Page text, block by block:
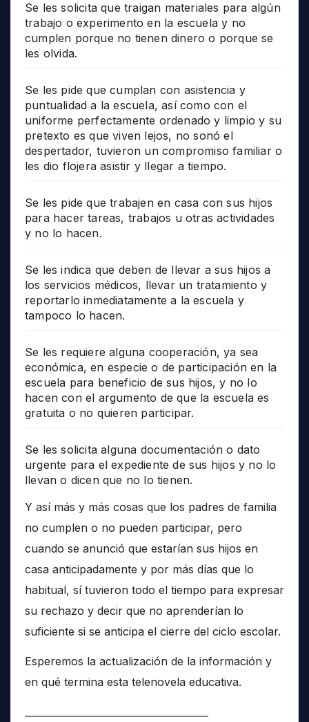
Se les solicita que traigan materiales para algún
trabajo o experimento en la escuela y no
cumplen porque no tienen dinero o porque se
les olvida.
Se les pide que cumplan con asistencia y
puntualidad a la escuela, así como con el
uniforme perfectamente ordenado y limpio y su
pretexto es que viven lejos, no sonó el
despertador, tuvieron un compromiso familiar o
les dio flojera asistir y llegar a tiempo.
Se les pide que trabajen en casa con sus hijos
para hacer tareas, trabajos u otras actividades
y no lo hacen.
Se les indica que deben de llevar a sus hijos a
los servicios médicos, llevar un tratamiento y
reportarlo inmediatamente a la escuela y
tampoco lo hacen.
Se les requiere alguna cooperación, ya sea
económica, en especie o de participación en la
escuela para beneficio de sus hijos, y no lo
hacen con el argumento de que la escuela es
gratuita o no quieren participar.
Se les solicita alguna documentación o dato
urgente para el expediente de sus hijos y no lo
llevan o dicen que no lo tienen.
Y así más y más cosas que los padres de familia
no cumplen o no pueden participar, pero
cuando se anunció que estarían sus hijos en
casa anticipadamente y por más días que lo
habitual, sí tuvieron todo el tiempo para expresar
su rechazo y decir que no aprenderían lo
suficiente si se anticipa el cierre del ciclo escolar.
Esperemos la actualización de la información y
en qué termina esta telenovela educativa.